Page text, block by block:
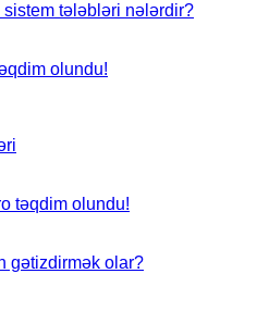
tələbləri nələrdir?
olundu!
təqdim olundu!
gətizdirmək olar?